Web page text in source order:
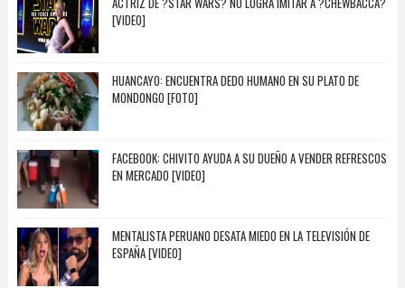
[VIDEO]
HUANCAYO: ENCUENTRA DEDO HUMANO EN SU PLATO DE
MONDONGO [FOTO]
FACEBOOK: CHIVITO AYUDA A SU DUEÑO A VENDER REFRESCOS
EN MERCADO [VIDEO]
MENTALISTA PERUANO DESATA MIEDO EN LA TELEVISIÓN DE
ESPAÑA [VIDEO]